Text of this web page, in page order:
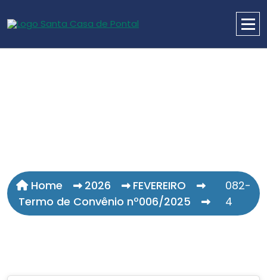
Home 2026
FEVEREIRO
Termo de Convênio nº006/2025
082-
4